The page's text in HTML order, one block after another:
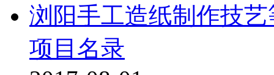
浏阳手工造纸制作技
项目名录